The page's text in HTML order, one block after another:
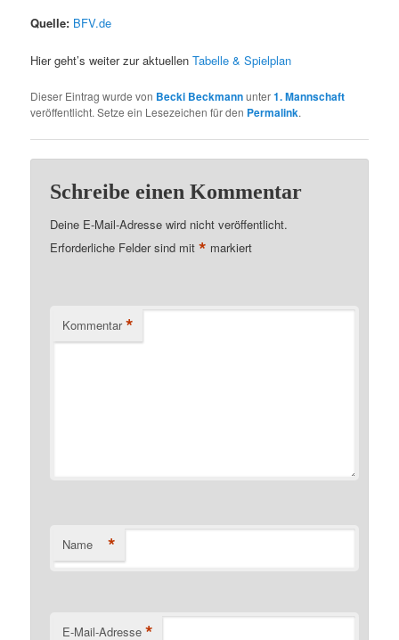
Quelle: BFV.de
Hier geht’s weiter zur aktuellenTabelle & Spielplan
Dieser Eintrag wurde von Becki Beckmannunter1. Mannschaft
veröffentlicht. Setze ein Lesezeichen für den Permalink.
Schreibe einen Kommentar
Deine E-Mail-Adresse wird nicht veröffentlicht.
Erforderliche Felder sind mit* markiert
Kommentar *
Name *
E-Mail-Adresse *